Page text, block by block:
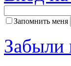
Запомнить меня
Забыли